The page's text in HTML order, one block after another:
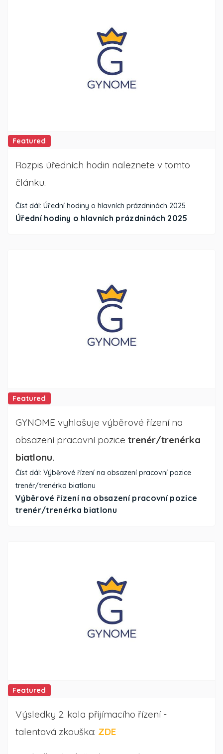
Featured
Úřední hodiny o hlavních prázdninách 2025
Rozpis úředních hodin naleznete v tomto
článku.
Číst dál: Úřední hodiny o hlavních prázdninách 2025
Featured
Výběrové řízení na obsazení pracovní pozice
trenér/trenérka biatlonu
GYNOME vyhlašuje výběrové řízení na
obsazení pracovní pozice trenér/trenérka
biatlonu.
Číst dál: Výběrové řízení na obsazení pracovní pozice
trenér/trenérka biatlonu
Featured
Výsledky 2. kola přijímacího řízení -
talentová zkouška: ZDE